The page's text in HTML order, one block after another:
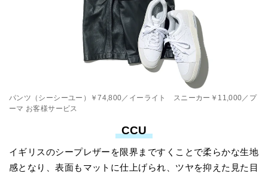
パンツ（シーシーユー）￥74,800／イーライト スニーカー￥11,000／プ
ーマ お客様サービス
CCU
イギリスのシープレザーを限界まですくことで柔らかな生地
感となり、表面もマットに仕上げられ、ツヤを抑えた見た目